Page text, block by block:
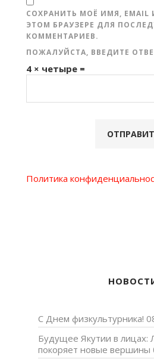
СОХРАНИТЬ МОЁ ИМЯ, EMAIL
ЭТОМ БРАУЗЕРЕ ДЛЯ
КОММЕНТАРИЕВ.
ПОЖАЛУЙСТА, ВВЕДИТЕ
4 × четыре =
Политика
С Днем физкультурника!
Будущее Якутии в лицах:
покоряет новые вершины